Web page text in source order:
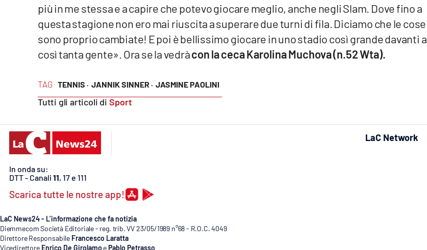
Cosenzachannel.it
Ilvibonese.it
Apple
TAG TENNIS · JANNIK SINNER · JASMINE PAOLINI
Tutti gli articoli di Sport
più in me stessa e a capire che potevo giocare meglio, anche negli Slam. Dove fino a
questa stagione non ero mai riuscita a superare due turni di fila. Diciamo che le cose
sono proprio cambiate! E poi è bellissimo giocare in uno stadio così grande davanti a
così tanta gente». Ora se la vedràcon la ceca Karolina Muchova (n.52 Wta).
In onda su:
DTT - Canali 11, 17 e 111
Scarica tutte le nostre app!
LaC Network
LaC News24 - L’informazione che fa notizia
Diemmecom Società Editoriale - reg. trib. VV 23/05/1989 n°68 - R.O.C. 4049
Direttore Responsabile Francesco Laratta
Vicedirettore Enrico De Girolamo e Pablo Petrasso